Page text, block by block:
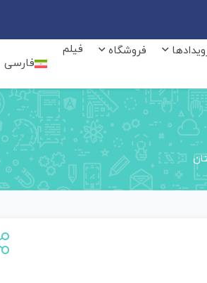
فروشگاه
فیلم
فارسی